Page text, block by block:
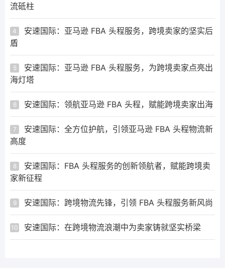
流砥柱
4
安速国际：亚马逊 FBA 头程服务，跨境卖家的坚实后
盾
5
安速国际：亚马逊 FBA 头程服务，为跨境卖家点亮出
海灯塔
6 安速国际：领航亚马逊 FBA 头程，赋能跨境卖家出海
7
安速国际：全方位护航，引领亚马逊 FBA 头程物流新
高度
8
安速国际：FBA 头程服务的创新领航者，赋能跨境卖
家新征程
9 安速国际：跨境物流先锋，引领 FBA 头程服务新风尚
10 安速国际：在跨境物流浪潮中为卖家铸就坚实桥梁